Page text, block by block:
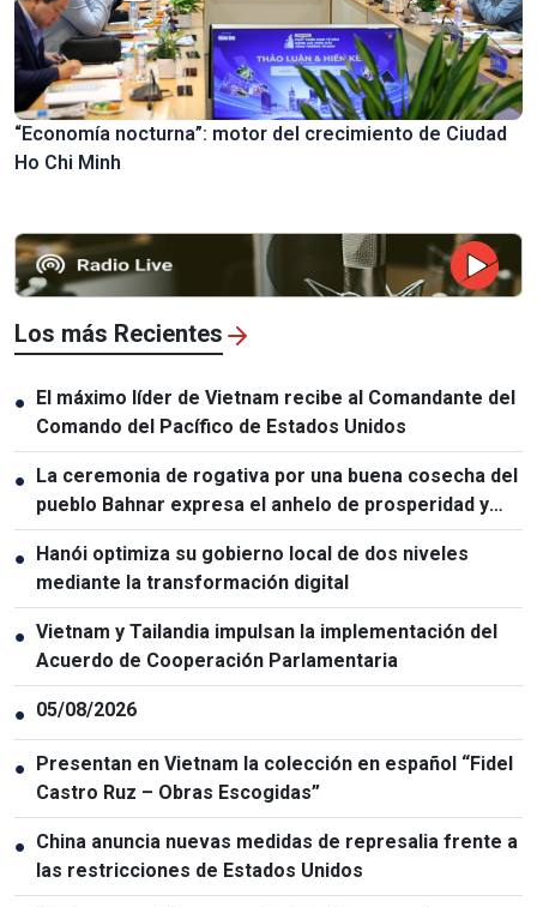
“Economía nocturna”: motor del crecimiento de Ciudad
Ho Chi Minh
Los más Recientes
●
El máximo líder de Vietnam recibe al Comandante del
Comando del Pacífico de Estados Unidos
●
La ceremonia de rogativa por una buena cosecha del
pueblo Bahnar expresa el anhelo de prosperidad y
paz
●
Hanói optimiza su gobierno local de dos niveles
mediante la transformación digital
● Vietnam y Tailandia impulsan la implementación del
Acuerdo de Cooperación Parlamentaria
● 05/08/2026
●
Presentan en Vietnam la colección en español “Fidel
Castro Ruz – Obras Escogidas”
● China anuncia nuevas medidas de represalia frente a
las restricciones de Estados Unidos